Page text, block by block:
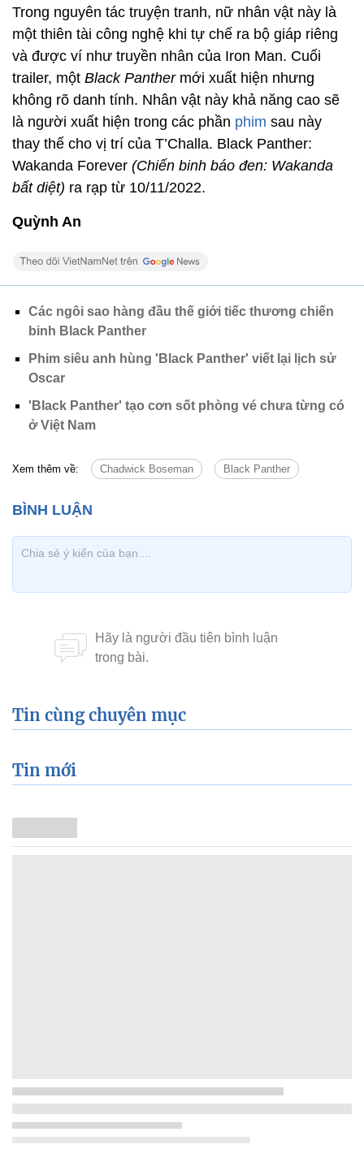
Trong nguyên tác truyện tranh, nữ nhân vật này là
một thiên tài công nghệ khi tự chế ra bộ giáp riêng
và được ví như truyền nhân của Iron Man. Cuối
trailer, một Black Panther mới xuất hiện nhưng
không rõ danh tính. Nhân vật này khả năng cao sẽ
là người xuất hiện trong các phần phim sau này
thay thế cho vị trí của T’Challa. Black Panther:
Wakanda Forever (Chiến binh báo đen: Wakanda
bất diệt) ra rạp từ 10/11/2022.
Quỳnh An
Các ngôi sao hàng đầu thế giới tiếc thương chiến
binh Black Panther
Phim siêu anh hùng 'Black Panther' viết lại lịch sử
Oscar
'Black Panther' tạo cơn sốt phòng vé chưa từng có
ở Việt Nam
Xem thêm về: Chadwick Boseman Black Panther
Tin cùng chuyên mục
Tin mới